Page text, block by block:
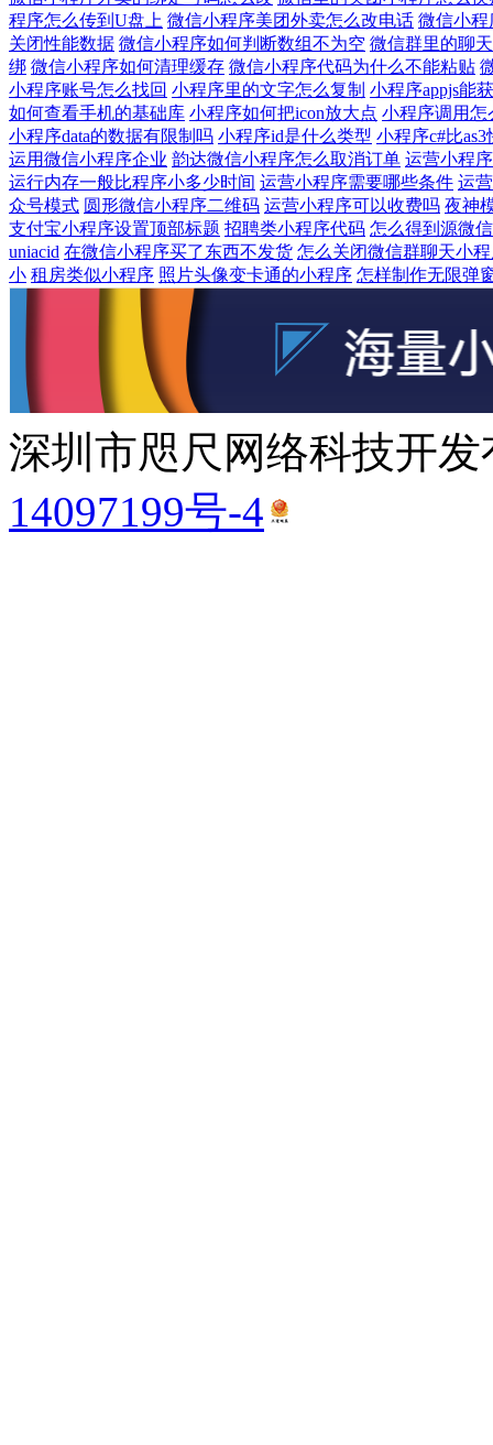
程序怎么传到U盘上 微信小程序美团外卖怎么改电话 微信小程
关闭性能数据 微信小程序如何判断数组不为空 微信群里的聊
绑 微信小程序如何清理缓存 微信小程序代码为什么不能粘贴
小程序账号怎么找回 小程序里的文字怎么复制 小程序appjs能
如何查看手机的基础库 小程序如何把icon放大点 小程序调用怎
小程序data的数据有限制吗 小程序id是什么类型 小程序c#比as3
运用微信小程序企业 韵达微信小程序怎么取消订单 运营小程
运行内存一般比程序小多少时间 运营小程序需要哪些条件 运
众号模式 圆形微信小程序二维码 运营小程序可以收费吗 夜神
支付宝小程序设置顶部标题 招聘类小程序代码 怎么得到源微
uniacid 在微信小程序买了东西不发货 怎么关闭微信群聊天小
小 租房类似小程序 照片头像变卡通的小程序 怎样制作无限弹
深圳市咫尺网络科技开
14097199号-4